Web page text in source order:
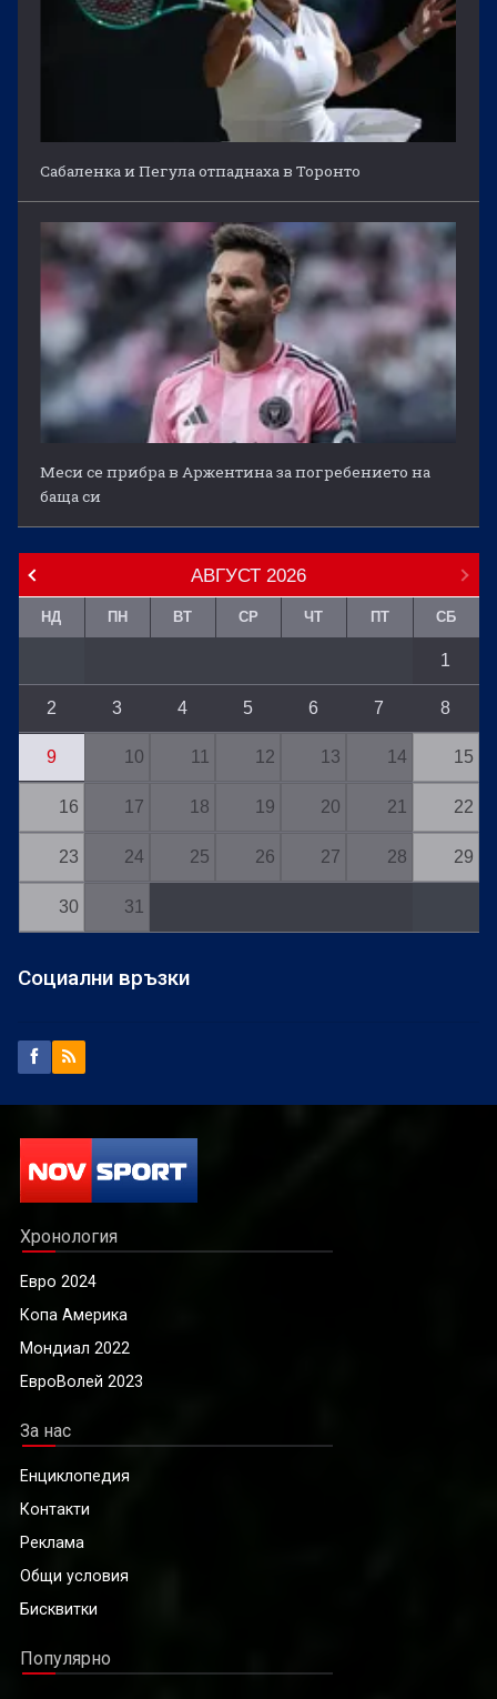
Сабаленка и Пегула отпаднаха в Торонто
Меси се прибра в Аржентина за погребението на
баща си
АВГУСТ 2026
НД ПН ВТ СР ЧТ ПТ СБ
1
2 3 4 5 6 7 8
9 10 11 12 13 14 15
16 17 18 19 20 21 22
23 24 25 26 27 28 29
30 31
Социални връзки
Хронология
Евро 2024
Копа Америка
Мондиал 2022
ЕвроВолей 2023
За нас
Енциклопедия
Контакти
Реклама
Общи условия
Бисквитки
Популярно